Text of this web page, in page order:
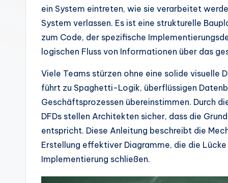
A
In
si
ein System eintreten, wie sie verarbeitet
System verlassen. Es ist eine strukturelle
zum Code, der spezifische
logischen Fluss von Informationen über das
Viele Teams stürzen ohne eine solide visuelle
führt zu Spaghetti-Logik, überflüssigen
Geschäftsprozessen übereinstimmen. Durch
DFDs stellen Architekten sicher, dass die
entspricht. Diese Anleitung beschreibt die
Erstellung effektiver Diagramme, die die
Implementierung schließen.